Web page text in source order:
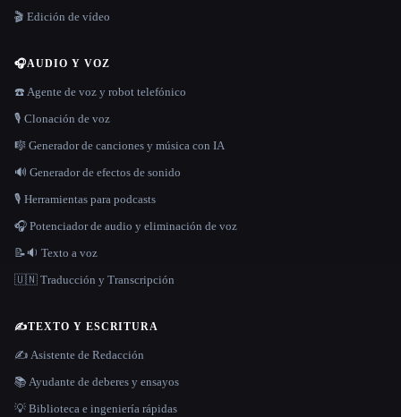
🎬 Edición de vídeo
🎧AUDIO Y VOZ
☎️ Agente de voz y robot telefónico
🎙️ Clonación de voz
🎼 Generador de canciones y música con IA
🔊 Generador de efectos de sonido
🎙️ Herramientas para podcasts
🎧 Potenciador de audio y eliminación de voz
📝🔉 Texto a voz
🇺🇳 Traducción y Transcripción
✍️TEXTO Y ESCRITURA
✍️ Asistente de Redacción
📚 Ayudante de deberes y ensayos
💡 Biblioteca e ingeniería rápidas